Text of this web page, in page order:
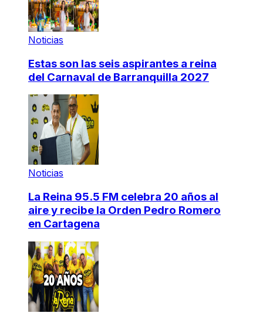
Noticias
Estas son las seis aspirantes a reina
del Carnaval de Barranquilla 2027
Noticias
La Reina 95.5 FM celebra 20 años al
aire y recibe la Orden Pedro Romero
en Cartagena